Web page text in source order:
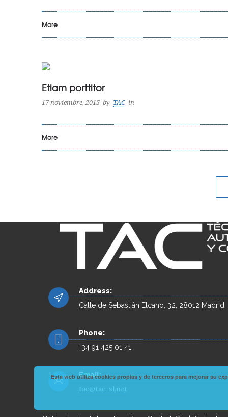
More
Etiam porttitor
17 noviembre, 2015 by TAC in
More
Address:
Calle de Sebastián Elcano, 32, 28012 Madrid
Phone:
+34 91 425 01 41
Email:
tac@tac-sl.net
Esta web utiliza cookies propias y de terceros para mejorar su